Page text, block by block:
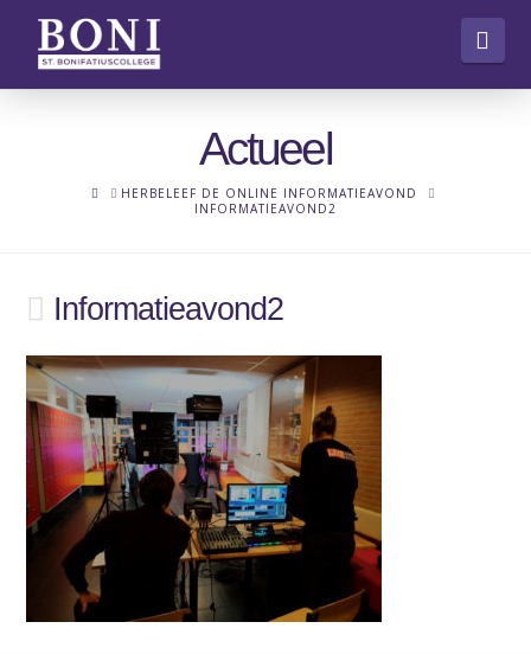
Actueel
HOMEHERBELEEF DE ONLINE INFORMATIEAVOND
INFORMATIEAVOND2
Informatieavond2